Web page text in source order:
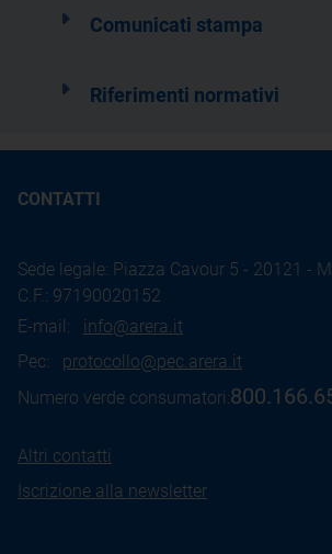
Comunicati stampa
Riferimenti normativi
CONTATTI
Sede legale: Piazza Cavour 5 - 20121 -
C.F.: 97190020152
E-mail: info@arera.it
Pec: protocollo@pec.arera.it
Numero verde consumatori:
Altri contatti
Iscrizione alla newsletter